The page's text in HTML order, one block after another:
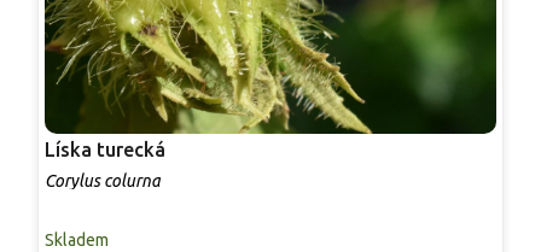
Líska turecká
Corylus colurna
Skladem